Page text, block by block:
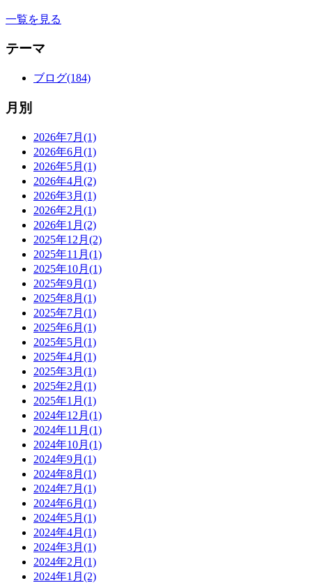
一覧を見る
テーマ
ブログ(184)
月別
2026年7月(1)
2026年6月(1)
2026年5月(1)
2026年4月(2)
2026年3月(1)
2026年2月(1)
2026年1月(2)
2025年12月(2)
2025年11月(1)
2025年10月(1)
2025年9月(1)
2025年8月(1)
2025年7月(1)
2025年6月(1)
2025年5月(1)
2025年4月(1)
2025年3月(1)
2025年2月(1)
2025年1月(1)
2024年12月(1)
2024年11月(1)
2024年10月(1)
2024年9月(1)
2024年8月(1)
2024年7月(1)
2024年6月(1)
2024年5月(1)
2024年4月(1)
2024年3月(1)
2024年2月(1)
2024年1月(2)